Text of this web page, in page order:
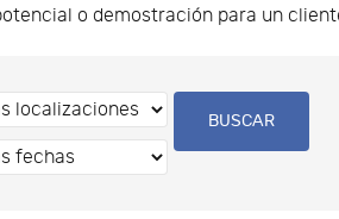
o demostración para un